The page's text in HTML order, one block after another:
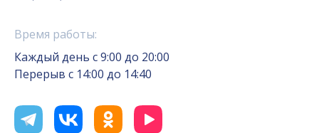
Время работы:
Каждый день с 9:00 до 20:00
Перерыв с 14:00 до 14:40